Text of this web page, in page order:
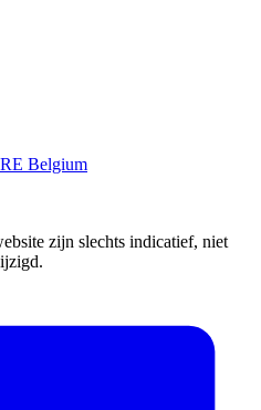
Belgium
zijn slechts indicatief, niet